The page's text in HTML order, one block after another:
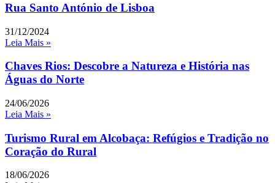
Rua Santo António de Lisboa
31/12/2024
Leia Mais »
Chaves Rios: Descobre a Natureza e História nas
Águas do Norte
24/06/2026
Leia Mais »
Turismo Rural em Alcobaça: Refúgios e Tradição no
Coração do Rural
18/06/2026